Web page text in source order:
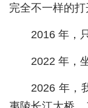
房产
消费
创意
文化
完全不一样的打
2016 年，
2022 年，
2026 年，